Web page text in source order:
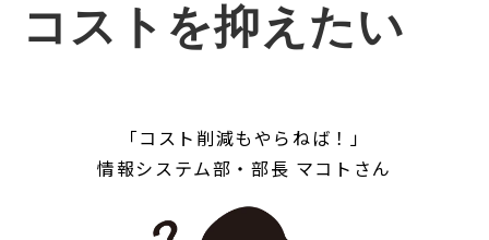
コストを抑えたい
「コスト削減もやらねば！」
情報システム部・部長 マコトさん